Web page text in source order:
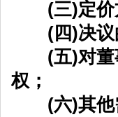
(三)定价
(四)决议
(五)对董事
权；
(六)其他